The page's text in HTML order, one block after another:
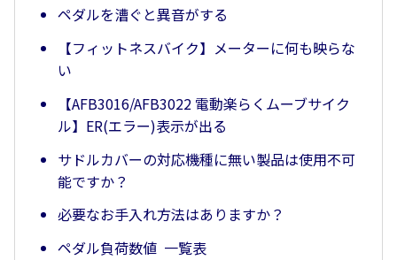
ペダルを漕ぐと異音がする
【フィットネスバイク】メーターに何も映らな
い
【AFB3016/AFB3022 電動楽らくムーブサイク
ル】ER(エラー)表示が出る
サドルカバーの対応機種に無い製品は使用不可
能ですか？
必要なお手入れ方法はありますか？
ペダル負荷数値 一覧表